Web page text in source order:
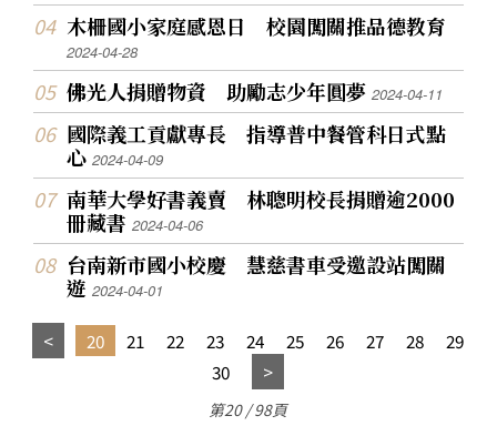
木柵國小家庭感恩日 校園闖關推品德教育
2024-04-28
佛光人捐贈物資 助勵志少年圓夢2024-04-11
國際義工貢獻專長 指導普中餐管科日式點
心2024-04-09
南華大學好書義賣 林聰明校長捐贈逾2000
冊藏書2024-04-06
台南新市國小校慶 慧慈書車受邀設站闖關
遊2024-04-01
20 21 22 23 24 25 26 27 28
29
30
第20 / 98頁